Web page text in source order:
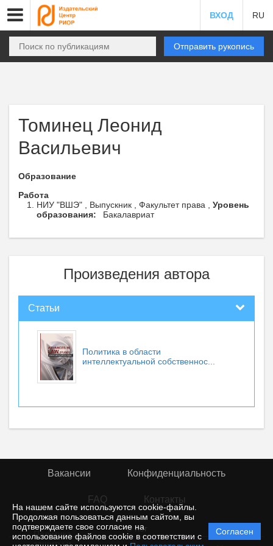
На нашем сайте используются cookie-файлы.
Продолжая пользоваться данным сайтом, вы
подтверждаете свое согласие на
использование файлов cookie в соответствии с
Согласен
ВХОД RU
Отправить рукопись
Томинец Леонид
Васильевич
Образование
Работа
НИУ "ВШЭ" , Выпускник , Факультет права , Уровень
образования:
Бакалавриат
Произведения автора
Статьи
Политика в области
интеллектуальной собственнос...
Вакансии Конфиденциальность
FAQ Контакты
© rior
Политика
защиты и